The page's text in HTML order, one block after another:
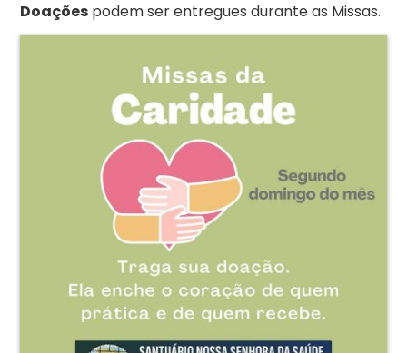
Doações podem ser entregues durante as Missas.